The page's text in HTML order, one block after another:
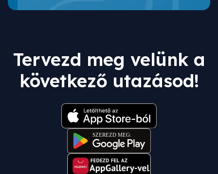
Tervezd meg velünk a
következő utazásod!